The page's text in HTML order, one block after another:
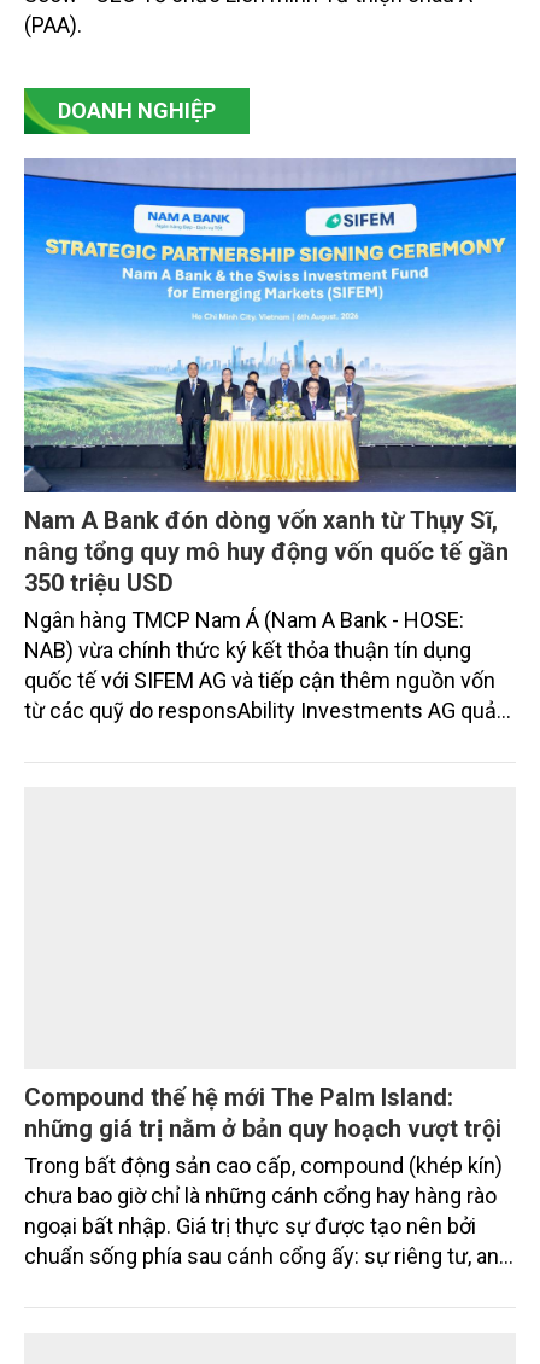
trường Nguyễn Hoàng Hiệp tiếp xã giao ông Shaun
Seow - CEO Tổ chức Liên minh Từ thiện châu Á
DOANH NGHIỆP
Nam A Bank đón dòng vốn xanh từ Thụy Sĩ,
nâng tổng quy mô huy động vốn quốc tế gần
350 triệu USD
Ngân hàng TMCP Nam Á (Nam A Bank - HOSE:
NAB) vừa chính thức ký kết thỏa thuận tín dụng
quốc tế với SIFEM AG và tiếp cận thêm nguồn vốn
từ các quỹ do responsAbility Investments AG quản
Compound thế hệ mới The Palm Island:
những giá trị nằm ở bản quy hoạch vượt trội
Trong bất động sản cao cấp, compound (khép kín)
chưa bao giờ chỉ là những cánh cổng hay hàng rào
ngoại bất nhập. Giá trị thực sự được tạo nên bởi
chuẩn sống phía sau cánh cổng ấy: sự riêng tư, an